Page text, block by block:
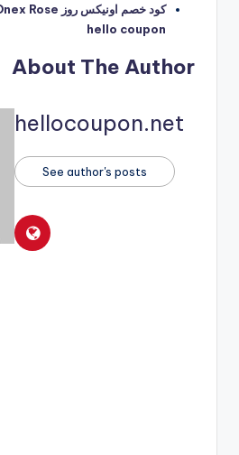
hello coupon
About The Author
hellocoupon.net
See author's posts